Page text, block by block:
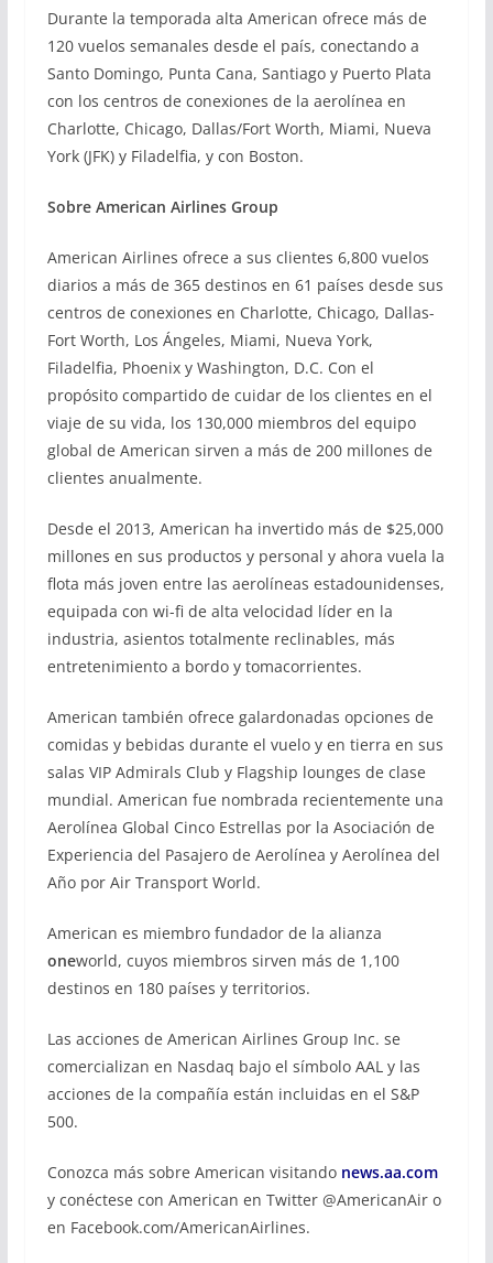
Durante la temporada alta American ofrece más de
120 vuelos semanales desde el país, conectando a
Santo Domingo, Punta Cana, Santiago y Puerto Plata
con los centros de conexiones de la aerolínea en
Charlotte, Chicago, Dallas/Fort Worth, Miami, Nueva
York (JFK) y Filadelfia, y con Boston.
Sobre American Airlines Group
American Airlines ofrece a sus clientes 6,800 vuelos
diarios a más de 365 destinos en 61 países desde sus
centros de conexiones en Charlotte, Chicago, Dallas-
Fort Worth, Los Ángeles, Miami, Nueva York,
Filadelfia, Phoenix y Washington, D.C. Con el
propósito compartido de cuidar de los clientes en el
viaje de su vida, los 130,000 miembros del equipo
global de American sirven a más de 200 millones de
clientes anualmente.
Desde el 2013, American ha invertido más de $25,000
millones en sus productos y personal y ahora vuela la
flota más joven entre las aerolíneas estadounidenses,
equipada con wi-fi de alta velocidad líder en la
industria, asientos totalmente reclinables, más
entretenimiento a bordo y tomacorrientes.
American también ofrece galardonadas opciones de
comidas y bebidas durante el vuelo y en tierra en sus
salas VIP Admirals Club y Flagship lounges de clase
mundial. American fue nombrada recientemente una
Aerolínea Global Cinco Estrellas por la Asociación de
Experiencia del Pasajero de Aerolínea y Aerolínea del
Año por Air Transport World.
American es miembro fundador de la alianza
oneworld, cuyos miembros sirven más de 1,100
destinos en 180 países y territorios.
Las acciones de American Airlines Group Inc. se
comercializan en Nasdaq bajo el símbolo AAL y las
acciones de la compañía están incluidas en el S&P
500.
Conozca más sobre American visitando news.aa.com
y conéctese con American en Twitter @AmericanAir o
en Facebook.com/AmericanAirlines.